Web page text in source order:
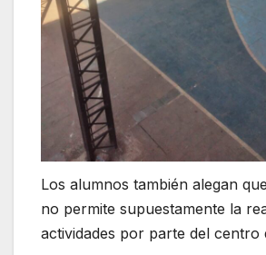
Los alumnos también alegan
no permite supuestamente la
actividades por parte del centro